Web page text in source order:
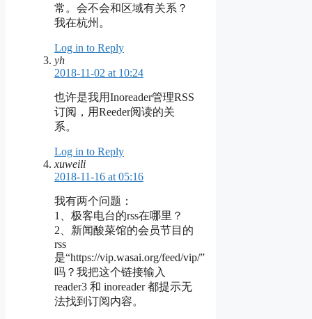
常。会不会和区域有关系？
我在杭州。
Log in to Reply
yh
2018-11-02 at 10:24
也许是我用Inoreader管理RSS
订阅，用Reeder阅读的关
系。
Log in to Reply
xuweili
2018-11-16 at 05:16
我有两个问题：
1、极客电台的rss在哪里？
2、新闻酸菜馆的会员节目的
rss
是“https://vip.wasai.org/feed/vip/”
吗？我把这个链接输入
reader3 和 inoreader 都提示无
法找到订阅内容。